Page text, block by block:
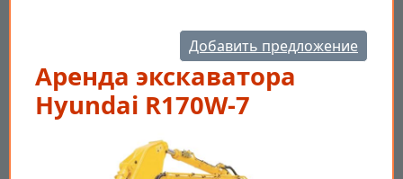
Добавить предложение
Аренда экскаватора
Hyundai R170W-7